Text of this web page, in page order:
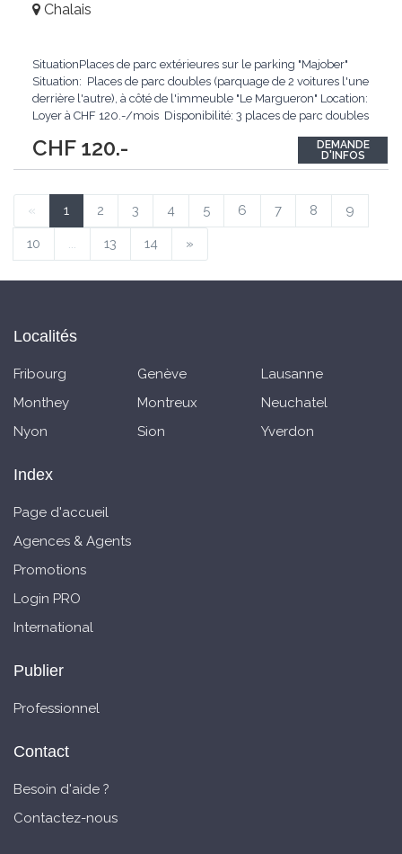
CHF 120.-
Chalais
SituationPlaces de parc extérieures sur le parking "Majober"
Situation: Places de parc doubles (parquage de 2 voitures l'une
derrière l'autre), à côté de l'immeuble "Le Margueron" Location:
Loyer à CHF 120.-/mois Disponibilité: 3 places de parc doubles
DEMANDE
D'INFOS
« 1 2 3 4 5 6 7 8 9
10 ... 13 14 »
Localités
Fribourg Genève
Lausanne
Monthey
Montreux
Neuchatel
Nyon
Sion Yverdon
Index
Page d'accueil
Agences & Agents
Promotions
Login PRO
International
Publier
Professionnel
Contact
Besoin d'aide ?
Contactez-nous